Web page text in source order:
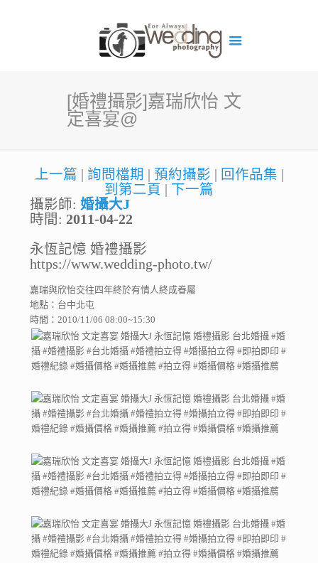
[婚禮攝影]嘉瑞欣怡 文
定喜宴@
上一篇 詢問檔期 預約攝影 回作品集
到第二頁
下一篇
攝影師: 婚攝大J
時間: 2011-04-22
永恆記憶 婚禮攝影
https://www.wedding-photo.tw/
嘉瑞與欣怡交往四年終於有情人終成眷屬
地點：台中北屯
時間：2010/11/06 08:00~15:30